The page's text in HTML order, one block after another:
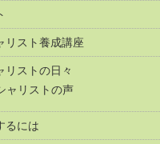
リスト養成講座
リストの日々
ャリストの声
るには